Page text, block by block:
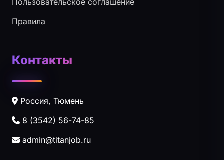
Пользовательское соглашение
Правила
Контакты
Россия, Тюмень
8 (3542) 56-74-85
admin@titanjob.ru